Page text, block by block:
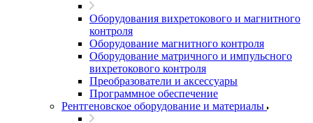
Оборудования вихретокового и магнитного
контроля
Оборудование магнитного контроля
Оборудование матричного и импульсного
вихретокового контроля
Преобразователи и аксессуары
Программное обеспечение
Рентгеновское оборудование и материалы